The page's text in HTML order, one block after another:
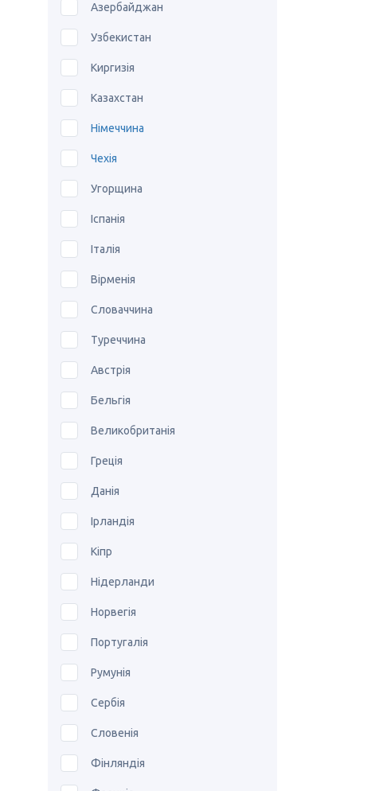
Азербайджан
Узбекистан
Киргизія
Казахстан
Німеччина
Чехія
Угорщина
Іспанія
Італія
Вірменія
Словаччина
Туреччина
Австрія
Бельгія
Великобританія
Греція
Данія
Ірландія
Кіпр
Нідерланди
Норвегія
Португалія
Румунія
Сербія
Словенія
Фінляндія